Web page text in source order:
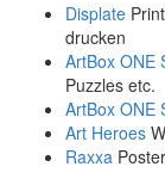
Displate
drucken
ArtBox ONE
Puzzles etc.
ArtBox ONE
Art Heroes
Raxxa